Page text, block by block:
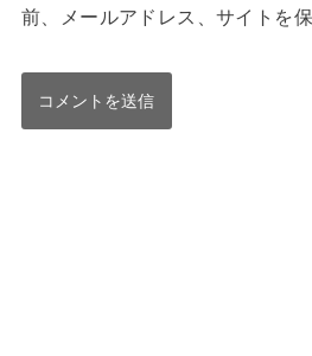
前、メールアドレス、サイトを保